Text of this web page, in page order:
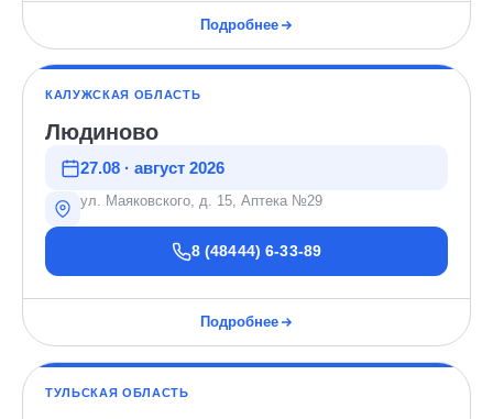
Подробнее
КАЛУЖСКАЯ ОБЛАСТЬ
Людиново
27.08 · август 2026
ул. Маяковского, д. 15, Аптека №29
8 (48444) 6-33-89
Подробнее
ТУЛЬСКАЯ ОБЛАСТЬ